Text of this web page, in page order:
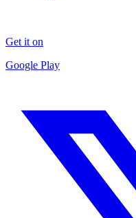
Get it on
Google Play